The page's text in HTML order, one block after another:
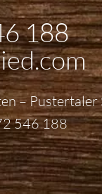
188
–
546 188